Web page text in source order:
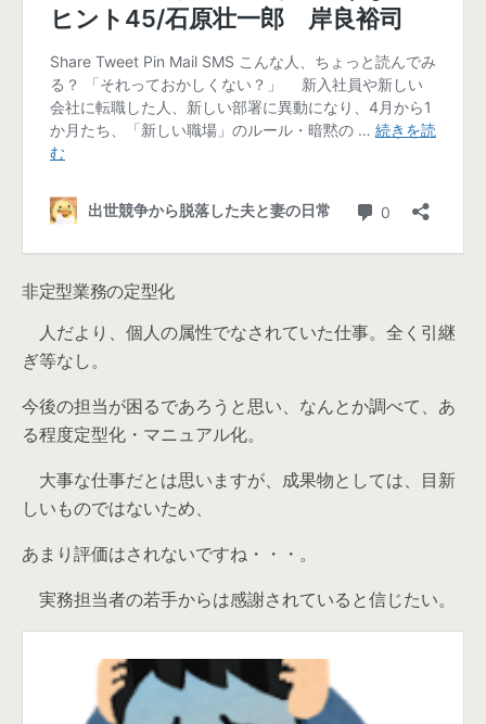
非定型業務の定型化
人だより、個人の属性でなされていた仕事。全く引継
ぎ等なし。
今後の担当が困るであろうと思い、なんとか調べて、あ
る程度定型化・マニュアル化。
大事な仕事だとは思いますが、成果物としては、目新
しいものではないため、
あまり評価はされないですね・・・。
実務担当者の若手からは感謝されていると信じたい。